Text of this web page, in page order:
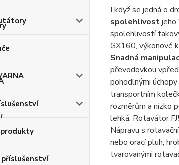
produkty
příslušenství
I když se jedná o
spolehlivostjeho
spolehlivostí
GX160, výkonové
Snadná
převodovkou
pohodlnými
transportním
rozměrům a nízko
lehká. Rotavátor
Nápravu s
nebo orací pluh,
tvarovanými